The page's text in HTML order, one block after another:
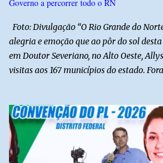
ajuda de Luchsinger e se concentrou no
Governo a percorrer todo o RN
Foto: Divulgação “O Rio Grande do
alegria e emoção que ao pôr do sol
em Doutor Severiano, no Alto Oeste,
visitas aos 167 municípios do estado.
Governador Allyson Bezerra concluiu as
após visitar todas as cidades potiguares,
aos maiores centros do estado. A
março pelo município de Touros, Marco